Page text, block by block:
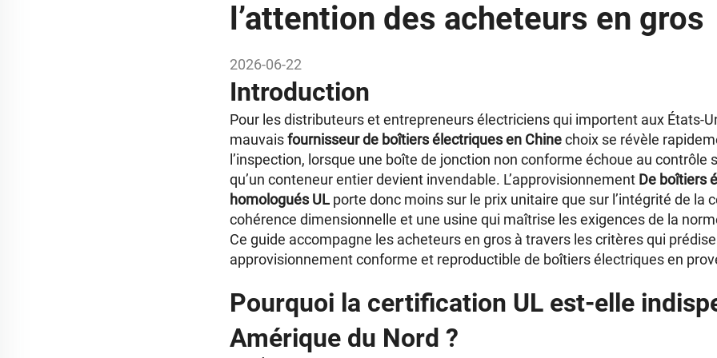
l’attention des acheteurs en gros
2026-06-22
Introduction
Pour les distributeurs et entrepreneurs électriciens qui importent aux États-
mauvaisfournisseur de boîtiers électriques en Chinechoix se révèle
l’inspection, lorsque une boîte de jonction non conforme échoue au contrôle
qu’un conteneur entier devient invendable. L’approvisionnement De boîtiers
homologués UL porte donc moins sur le prix unitaire que sur l’intégrité de la
cohérence dimensionnelle et une usine qui maîtrise les exigences de la
Ce guide accompagne les acheteurs en gros à travers les critères qui
approvisionnement conforme et reproductible de boîtiers électriques en
Pourquoi la certification UL est-elle
Amérique du Nord ?